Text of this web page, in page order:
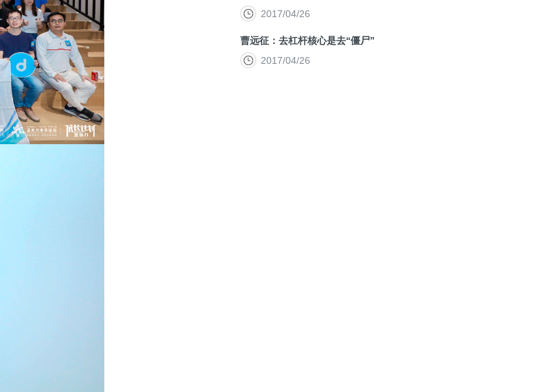
2017/04/26
曹远征：去杠杆核心是去“僵尸”
2017/04/26